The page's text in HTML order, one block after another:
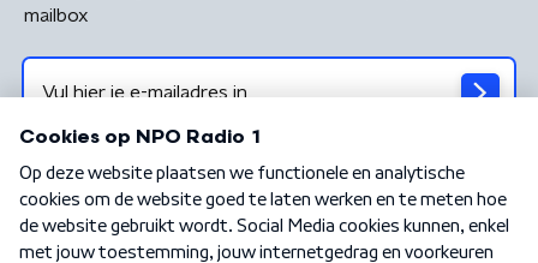
mailbox
Algemene voorwaarden